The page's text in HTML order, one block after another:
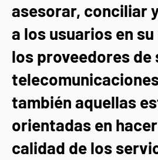
asesorar, conciliar
a los usuarios en
los proveedores de
también aquellas
orientadas en
calidad de los